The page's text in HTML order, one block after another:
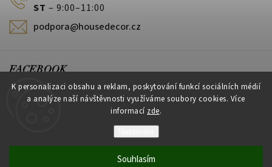
K personalizaci obsahu a reklam, poskytování funkcí sociálních médií
a analýze naší návštěvnosti využíváme soubory cookies. Více
informací zde.
Souhlasím
ST – 9:00–11:00
podpora@housedecor.cz
FACEBOOK